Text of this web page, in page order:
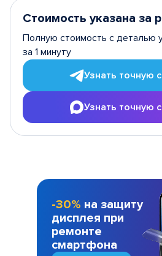
Стоимость указана за
Полную стоимость с деталью
за 1 минуту
Узнать точную
Узнать точную
-30% на защиту
дисплея при
ремонте
смартфона